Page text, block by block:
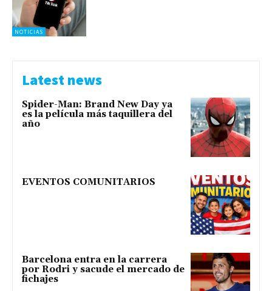
NOTICIAS
Latest news
Spider-Man: Brand New Day ya
es la película más taquillera del
año
EVENTOS COMUNITARIOS
Barcelona entra en la carrera
por Rodri y sacude el mercado de
fichajes